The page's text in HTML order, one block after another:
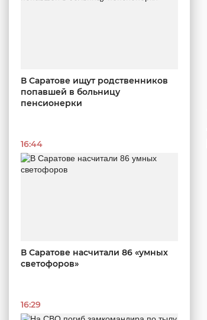
В Саратове ищут родственников
попавшей в больницу
пенсионерки
16:44
В Саратове насчитали 86 «умных
светофоров»
16:29